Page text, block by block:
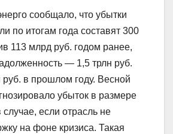
сообщало, что убытки
по итогам года составят 300
113 млрд руб. годом ранее,
— 1,5 трлн руб.
руб. в прошлом году. Весной
убыток в размере
если отрасль не
на фоне кризиса. Такая